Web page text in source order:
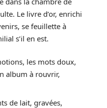
Le livre d’or, enrichi
se feuillette à
s’il en est.
les mots doux,
album à rouvrir,
de lait, gravées,